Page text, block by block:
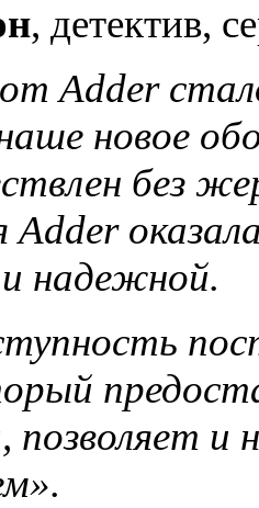
, детектив,
Adder
новое
без
Adder
надежной.
позволяет и